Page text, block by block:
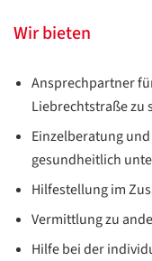
Wir bieten
Ansprechpartner
Liebrechtstraße zu
Einzelberatung
gesundheitlich
Hilfestellung im
Vermittlung zu
Hilfe bei der